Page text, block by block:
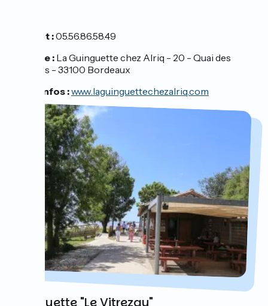
Contact :05.56.86.58.49
Adresse : La Guinguette chez Alriq - 20 - Quai des
Queyries - 33100 Bordeaux
Plus d'infos :www.laguinguettechezalriq.com